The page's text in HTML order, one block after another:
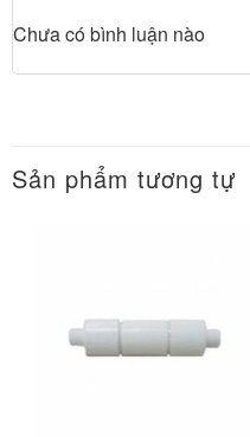
Chưa có bình luận nào
Sản phẩm tương tự